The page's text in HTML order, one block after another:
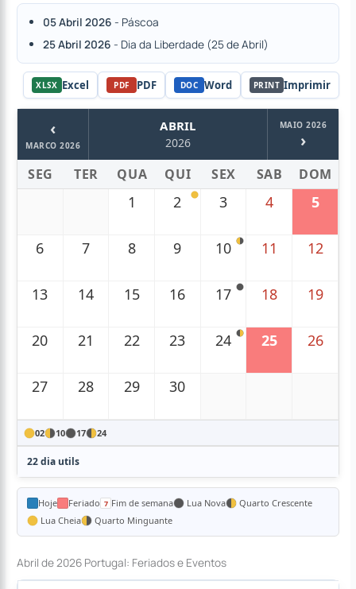
05 Abril 2026 - Páscoa
25 Abril 2026 - Dia da Liberdade (25 de Abril)
XLSX Excel PDF PDF DOC Word PRINT Imprimir
‹
MARCO 2026
ABRIL
2026
MAIO 2026
›
SEG TER QUA QUI SEX SAB DOM
1 2 3 4 5
6 7 8 9 10 11 12
13 14 15 16 17 18 19
20 21 22 23 24 25 26
27 28 29 30
02 10 17 24
22 dia utils
Hoje Feriado Fim de semana Lua Nova
Quarto Crescente
Lua Cheia
Quarto Minguante
Abril de 2026 Portugal: Feriados e Eventos